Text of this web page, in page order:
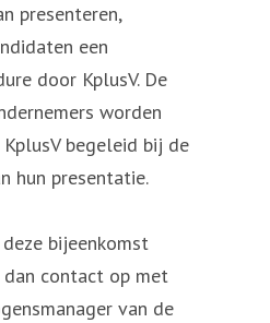
presenteren,
een
door KplusV. De
worden
begeleid bij de
hun presentatie.
bijeenkomst
dan contact op met
van de